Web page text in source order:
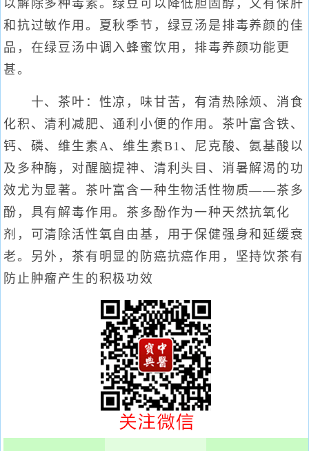
以解除多种毒素。绿豆可以降低胆固醇，又有保肝
和抗过敏作用。夏秋季节，绿豆汤是排毒养颜的佳
品，在绿豆汤中调入蜂蜜饮用，排毒养颜功能更
甚。
十、茶叶：性凉，味甘苦，有清热除烦、消食
化积、清利减肥、通利小便的作用。茶叶富含铁、
钙、磷、维生素A、维生素B1、尼克酸、氨基酸以
及多种酶，对醒脑提神、清利头目、消暑解渴的功
效尤为显著。茶叶富含一种生物活性物质——茶多
酚，具有解毒作用。茶多酚作为一种天然抗氧化
剂，可清除活性氧自由基，用于保健强身和延缓衰
老。另外，茶有明显的防癌抗癌作用，坚持饮茶有
防止肿瘤产生的积极功效